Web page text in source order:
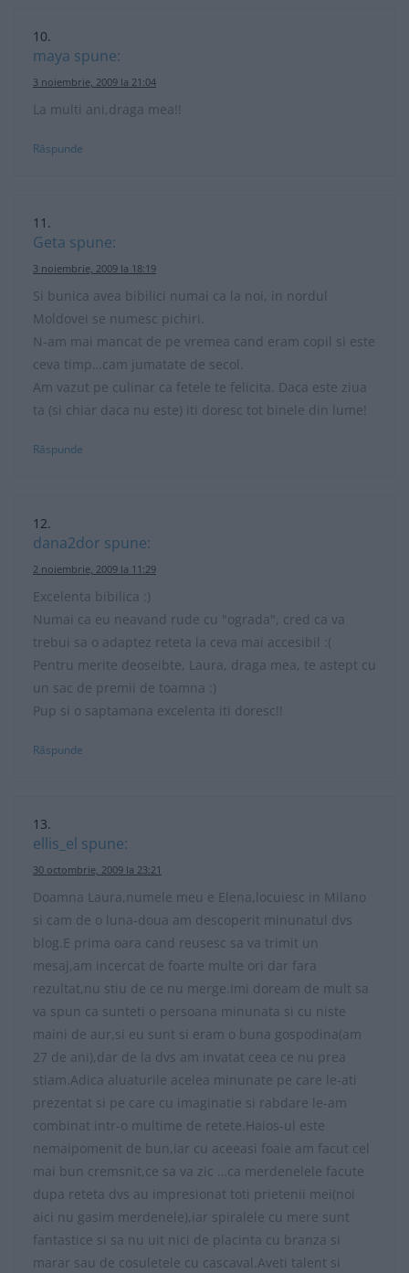
maya spune:
3 noiembrie, 2009 la 21:04
La multi ani,draga mea!!
Răspunde
Geta spune:
3 noiembrie, 2009 la 18:19
Si bunica avea bibilici numai ca la noi, in nordul
Moldovei se numesc pichiri.
N-am mai mancat de pe vremea cand eram copil si este
ceva timp…cam jumatate de secol.
Am vazut pe culinar ca fetele te felicita. Daca este ziua
ta (si chiar daca nu este) iti doresc tot binele din lume!
Răspunde
dana2dor spune:
2 noiembrie, 2009 la 11:29
Excelenta bibilica :)
Numai ca eu neavand rude cu "ograda", cred ca va
trebui sa o adaptez reteta la ceva mai accesibil :(
Pentru merite deoseibte, Laura, draga mea, te astept cu
un sac de premii de toamna :)
Pup si o saptamana excelenta iti doresc!!
Răspunde
ellis_el spune:
30 octombrie, 2009 la 23:21
Doamna Laura,numele meu e Elena,locuiesc in Milano
si cam de o luna-doua am descoperit minunatul dvs
blog.E prima oara cand reusesc sa va trimit un
mesaj,am incercat de foarte multe ori dar fara
rezultat,nu stiu de ce nu merge.Imi doream de mult sa
va spun ca sunteti o persoana minunata si cu niste
maini de aur,si eu sunt si eram o buna gospodina(am
27 de ani),dar de la dvs am invatat ceea ce nu prea
stiam.Adica aluaturile acelea minunate pe care le-ati
prezentat si pe care cu imaginatie si rabdare le-am
combinat intr-o multime de retete.Haios-ul este
nemaipomenit de bun,iar cu aceeasi foaie am facut cel
mai bun cremsnit,ce sa va zic …ca merdenelele facute
dupa reteta dvs au impresionat toti prietenii mei(noi
aici nu gasim merdenele),iar spiralele cu mere sunt
fantastice si sa nu uit nici de placinta cu branza si
marar sau de cosuletele cu cascaval.Aveti talent si